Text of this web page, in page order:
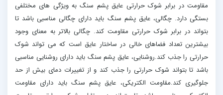
مقاومت در برابر شوک حرارتی عایق پشم سنگ به ویژگی های مختلفی
بستگی دارد. چگالی، عایق پشم سنگ باید دارای چگالی مناسبی باشد تا
بتواند در برابر شوک حرارتی مقاومت کند. چگالی بالاتر به معنای وجود
بیشترین تعداد فضاهای خالی در ساختار عایق است که می تواند شوک
حرارتی را جذب کند.روشنایی، عایق پشم سنگ باید دارای روشنایی مناسبی
باشد تا بتواند شوک حرارتی را جذب کند و از تغییرات دمای بیش از حد
جلوگیری کند.مقاومت الکتریکی، عایق پشم سنگ باید دارای مقاومت